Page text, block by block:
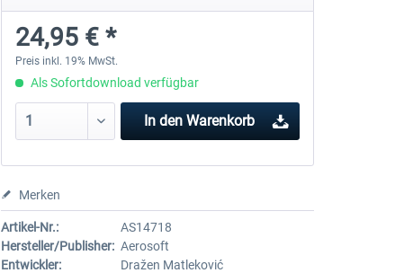
24,95 € *
Preis inkl. 19% MwSt.
Als Sofortdownload verfügbar
In den Warenkorb
Merken
Artikel-Nr.:
AS14718
Hersteller/Publisher: Aerosoft
Entwickler:
Dražen Matleković